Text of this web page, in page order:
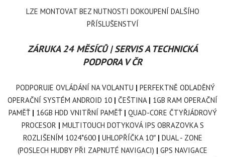
LZE MONTOVAT BEZ NUTNOSTI DOKOUPENÍ DALŠÍHO
PŘÍSLUŠENSTVÍ
ZÁRUKA 24 MĚSÍCŮ | SERVIS A TECHNICKÁ
PODPORA V ČR
PODPORUJE OVLÁDÁNÍ NA VOLANTU | PERFEKTNĚ ODLADĚNÝ
OPERAČNÍ SYSTÉM ANDROID 10 | ČEŠTINA | 1GB RAM OPERAČNÍ
PAMĚŤ | 16GB HDD VNITŘNÍ PAMĚŤ | QUAD-CORE ČTYŘJÁDROVÝ
PROCESOR | MULTITOUCH DOTYKOVÁ IPS OBRAZOVKA S
ROZLIŠENÍM 1024*600 | UHLOPŘÍČKA 10″| DUAL - ZONE
(POSLECH HUDBY PŘI ZAPNUTÉ NAVIGACI) | GPS NAVIGACE